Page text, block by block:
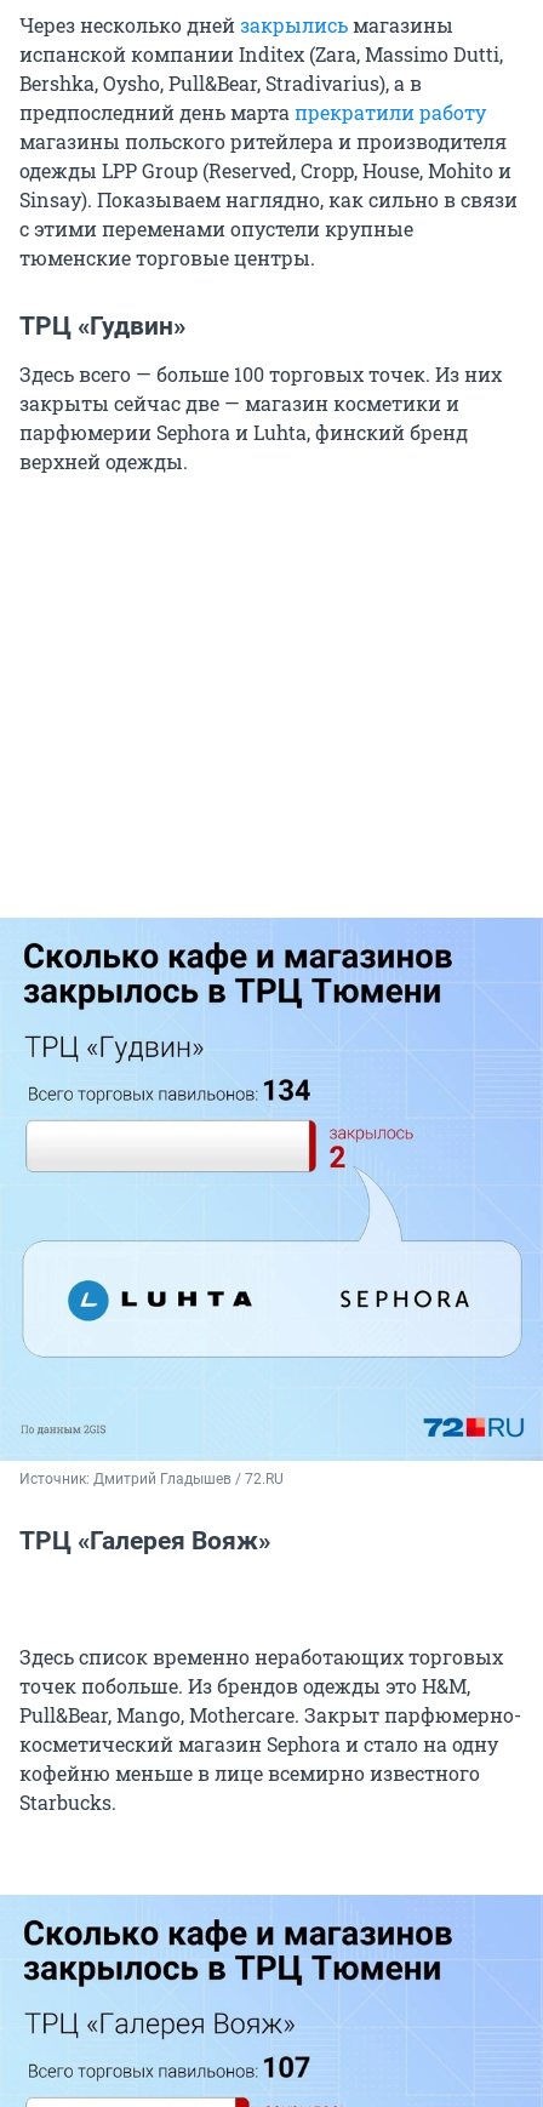
Через несколько днейзакрылисьмагазины
испанской компании Inditex (Zara, Massimo Dutti,
Bershka, Oysho, Pull&Bear, Stradivarius), а в
предпоследний день мартапрекратили работу
магазины польского ритейлера и производителя
одежды LPP Group (Reserved, Cropp, House, Mohito и
Sinsay). Показываем наглядно, как сильно в связи
с этими переменами опустели крупные
тюменские торговые центры.
ТРЦ «Гудвин»
Здесь всего — больше 100 торговых точек. Из них
закрыты сейчас две — магазин косметики и
парфюмерии Sephora и Luhta, финский бренд
верхней одежды.
Источник: Дмитрий Гладышев / 72.RU
ТРЦ «Галерея Вояж»
Здесь список временно неработающих торговых
точек побольше. Из брендов одежды это H&M,
Pull&Bear, Mango, Mothercare. Закрыт парфюмерно-
косметический магазин Sephora и стало на одну
кофейню меньше в лице всемирно известного
Starbucks.